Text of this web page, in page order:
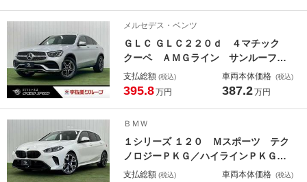
ａｙ／バックカメラ／パワーシート
メルセデス・ベンツ
ＧＬＣ ＧＬＣ２２０ｄ ４マチック
クーペ ＡＭＧライン サンルーフ／
レザーエクスクルーシブＰＫＧ／黒革
／ブルメスター／エアバランスＰＫＧ
Ｐａｙ／電動リアゲード／ブラインド
スポット／
支払総額 (税込)
395.8万円
車両本体価格 (税込)
387.2万円
ＢＭＷ
１シリーズ １２０ Ｍスポーツ テク
ノロジーＰＫＧ／ハイラインＰＫＧ／
黒革／ハーマンカードン／ヘッドアッ
支払総額 (税込) 車両本体価格 (税込)